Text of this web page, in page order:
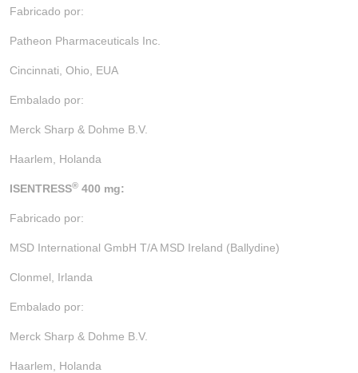
Fabricado por:
Patheon Pharmaceuticals Inc.
Cincinnati, Ohio, EUA
Embalado por:
Merck Sharp & Dohme B.V.
Haarlem, Holanda
ISENTRESS® 400 mg:
Fabricado por:
MSD International GmbH T/A MSD Ireland (Ballydine)
Clonmel, Irlanda
Embalado por:
Merck Sharp & Dohme B.V.
Haarlem, Holanda